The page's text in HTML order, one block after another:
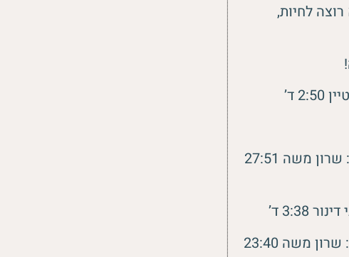
לחיות,
ד’
קטע ב’: הרפיה ודמיון מודרך ליצירת חזון (לנשים)’, מוסיקה ונגינה : שרון משה 27:51
ד’
קטע ד’: הרפיה ודמיון מודרך ליצירת חזון (לגברים)’ מוסיקה ונגינה : שרון משה 23:40